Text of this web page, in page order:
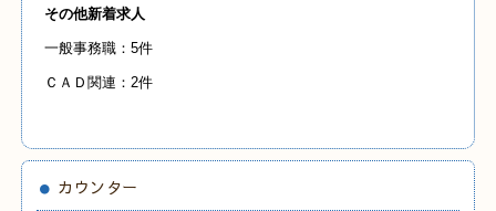
その他新着求人
一般事務職：5件
ＣＡＤ関連：2件
カウンター